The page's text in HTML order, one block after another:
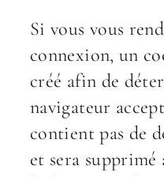
Si vous vous
connexion, un
créé afin de
navigateur
contient pas de
et sera